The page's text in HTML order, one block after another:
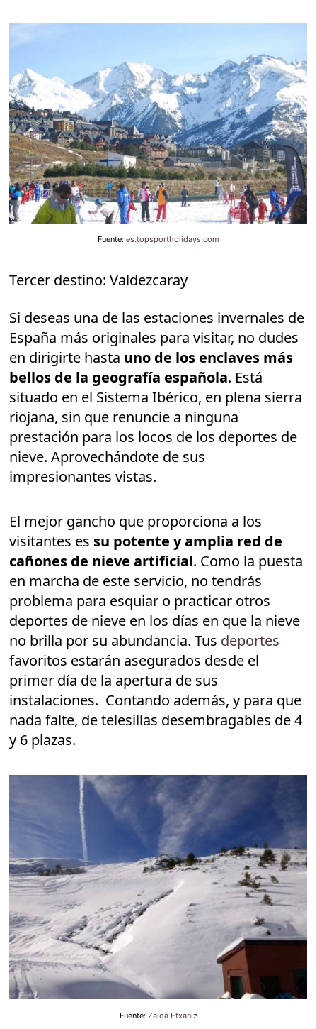
Fuente: es.topsportholidays.com
Tercer destino: Valdezcaray
Si deseas una de las estaciones invernales de
España más originales para visitar, no dudes
en dirigirte hasta uno de los enclaves más
bellos de la geografía española. Está
situado en el Sistema Ibérico, en plena sierra
riojana, sin que renuncie a ninguna
prestación para los locos de los deportes de
nieve. Aprovechándote de sus
impresionantes vistas.
El mejor gancho que proporciona a los
visitantes es su potente y amplia red de
cañones de nieve artificial. Como la puesta
en marcha de este servicio, no tendrás
problema para esquiar o practicar otros
deportes de nieve en los días en que la nieve
no brilla por su abundancia. Tus deportes
favoritos estarán asegurados desde el
primer día de la apertura de sus
instalaciones. Contando además, y para que
nada falte, de telesillas desembragables de 4
y 6 plazas.
Fuente: Zaloa Etxaniz